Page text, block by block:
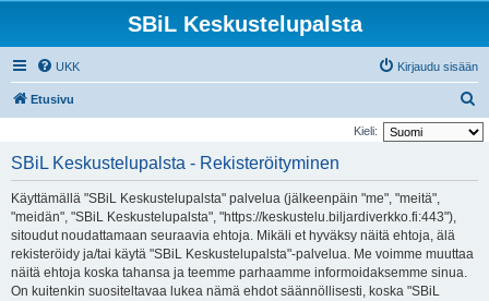
SBiL Keskustelupalsta
UKK Kirjaudu sisään
Etusivu
t
Kieli:
SBiL Keskustelupalsta - Rekisteröityminen
Käyttämällä "SBiL Keskustelupalsta" palvelua (jälkeenpäin "me", "meitä",
"meidän", "SBiL Keskustelupalsta", "https://keskustelu.biljardiverkko.fi:443"),
sitoudut noudattamaan seuraavia ehtoja. Mikäli et hyväksy näitä ehtoja, älä
rekisteröidy ja/tai käytä "SBiL Keskustelupalsta"-palvelua. Me voimme muuttaa
näitä ehtoja koska tahansa ja teemme parhaamme informoidaksemme sinua.
On kuitenkin suositeltavaa lukea nämä ehdot säännöllisesti, koska "SBiL